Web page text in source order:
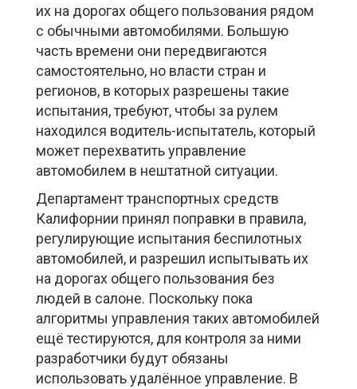
их на дорогах общего пользования рядом
с обычными автомобилями. Большую
часть времени они передвигаются
самостоятельно, но власти стран и
регионов, в которых разрешены такие
испытания, требуют, чтобы за рулем
находился водитель-испытатель, который
может перехватить управление
автомобилем в нештатной ситуации.
Департамент транспортных средств
Калифорнии принял поправки в правила,
регулирующие испытания беспилотных
автомобилей, и разрешил испытывать их
на дорогах общего пользования без
людей в салоне. Поскольку пока
алгоритмы управления таких автомобилей
ещё тестируются, для контроля за ними
разработчики будут обязаны
использовать удалённое управление. В